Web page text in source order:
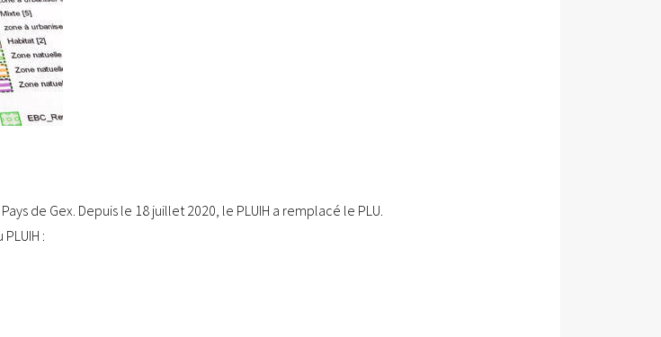
de Gex. Depuis le 18 juillet 2020, le PLUIH a remplacé le PLU.
: